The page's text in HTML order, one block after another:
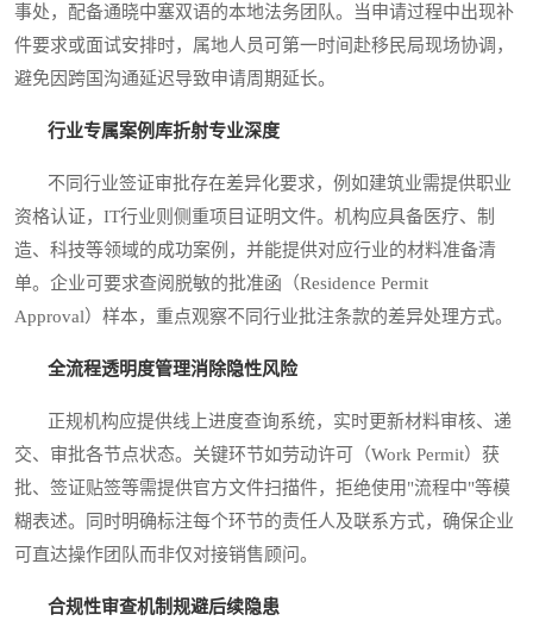
事处，配备通晓中塞双语的本地法务团队。当申请过程中出现补
件要求或面试安排时，属地人员可第一时间赴移民局现场协调，
避免因跨国沟通延迟导致申请周期延长。
行业专属案例库折射专业深度
不同行业签证审批存在差异化要求，例如建筑业需提供职业
资格认证，IT行业则侧重项目证明文件。机构应具备医疗、制
造、科技等领域的成功案例，并能提供对应行业的材料准备清
单。企业可要求查阅脱敏的批准函（Residence Permit
Approval）样本，重点观察不同行业批注条款的差异处理方式。
全流程透明度管理消除隐性风险
正规机构应提供线上进度查询系统，实时更新材料审核、递
交、审批各节点状态。关键环节如劳动许可（Work Permit）获
批、签证贴签等需提供官方文件扫描件，拒绝使用"流程中"等模
糊表述。同时明确标注每个环节的责任人及联系方式，确保企业
可直达操作团队而非仅对接销售顾问。
合规性审查机制规避后续隐患